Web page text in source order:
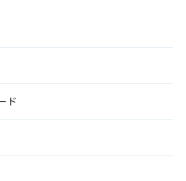
ド